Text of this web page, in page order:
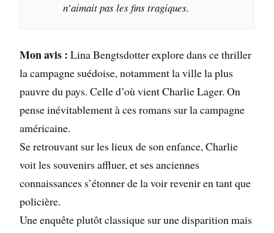
n’aimait pas les fins tragiques.
Mon avis : Lina Bengtsdotter explore dans ce thriller
la campagne suédoise, notamment la ville la plus
pauvre du pays. Celle d’où vient Charlie Lager. On
pense inévitablement à ces romans sur la campagne
américaine.
Se retrouvant sur les lieux de son enfance, Charlie
voit les souvenirs affluer, et ses anciennes
connaissances s’étonner de la voir revenir en tant que
policière.
Une enquête plutôt classique sur une disparition mais